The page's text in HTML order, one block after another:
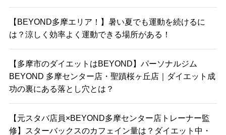
【BEYOND多摩エリア！】暑い夏でも運動を続けるに
は？涼しく効率よく運動できる場所がある！
【多摩市のダイエットはBEYOND】パーソナルジム
BEYOND 多摩センター店・聖蹟桜ヶ丘店｜ダイエット成
功の裏にある落とし穴とは？
【元スタバ店員×BEYOND多摩センター店トレーナー監
修】スターバックスのカフェイン量は？ダイエット中・